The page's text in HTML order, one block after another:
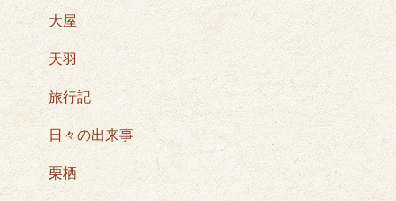
大屋
天羽
旅行記
日々の出来事
栗栖